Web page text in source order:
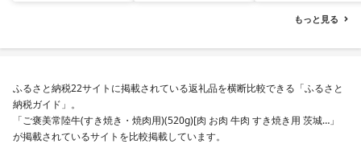
食味 毎日の食卓 毎月
わる 色々試せる 志賀
もっと見る
ふるさと納税22サイトに掲載されている返礼品を横断比較できる「ふるさと
納税ガイド」。
「ご褒美常陸牛(すき焼き・焼肉用)(520g)[肉 お肉 牛肉 すき焼き用 茨城…」
が掲載されているサイトを比較掲載しています。